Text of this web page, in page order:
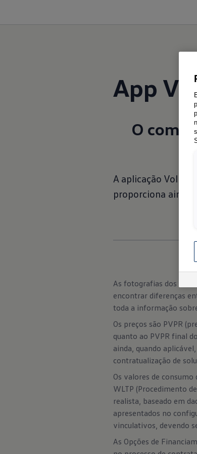
App
O
A aplicação
proporciona ainda
As fotografias dos
encontrar diferenças
toda a informação
Os preços são PVPR
quanto ao PVPR final
ainda, quando
contratualização de
Os valores de
WLTP (Procedimento
realista, baseado em
apresentados no
vinculativos, devendo
As Opções de